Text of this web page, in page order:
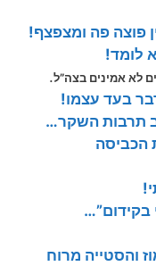
פוצה פה ומצפצף!
לומד!
לא אמינים בצה”ל.
בעד עצמו!
תרבות השקר…
הכביסה
בקידום”…
והסטייה מרוח